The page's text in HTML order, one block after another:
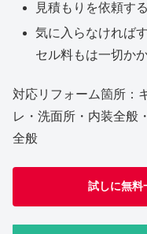
見積もりを依頼す
気に入らなければ
セル料もは一切か
対応リフォーム箇所：
レ・洗面所・内装全般
全般
試しに無料